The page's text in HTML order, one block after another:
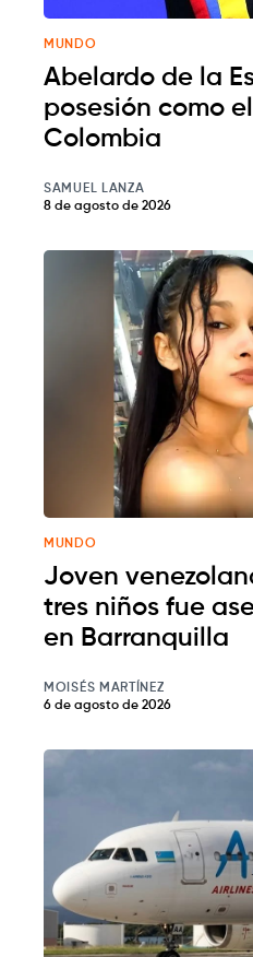
MUNDO
Abelardo de la
posesión como
Colombia
SAMUEL LANZA
8 de agosto de 2026
MUNDO
Joven
tres niños fue
en Barranquilla
MOISÉS MARTÍNEZ
6 de agosto de 2026